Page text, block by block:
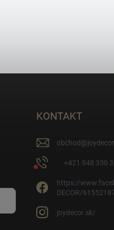
KONTAKT
obchod@
+421 948 330
https://
DECOR/
joydecor.sk/